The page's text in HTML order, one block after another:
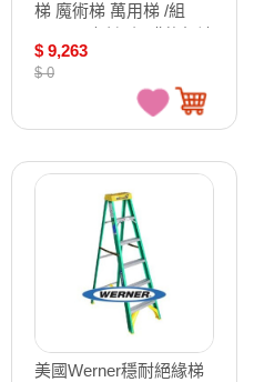
梯 魔術梯 萬用梯 /組
退換貨）
$ 9,263
$ 0
美國Werner穩耐絕緣梯